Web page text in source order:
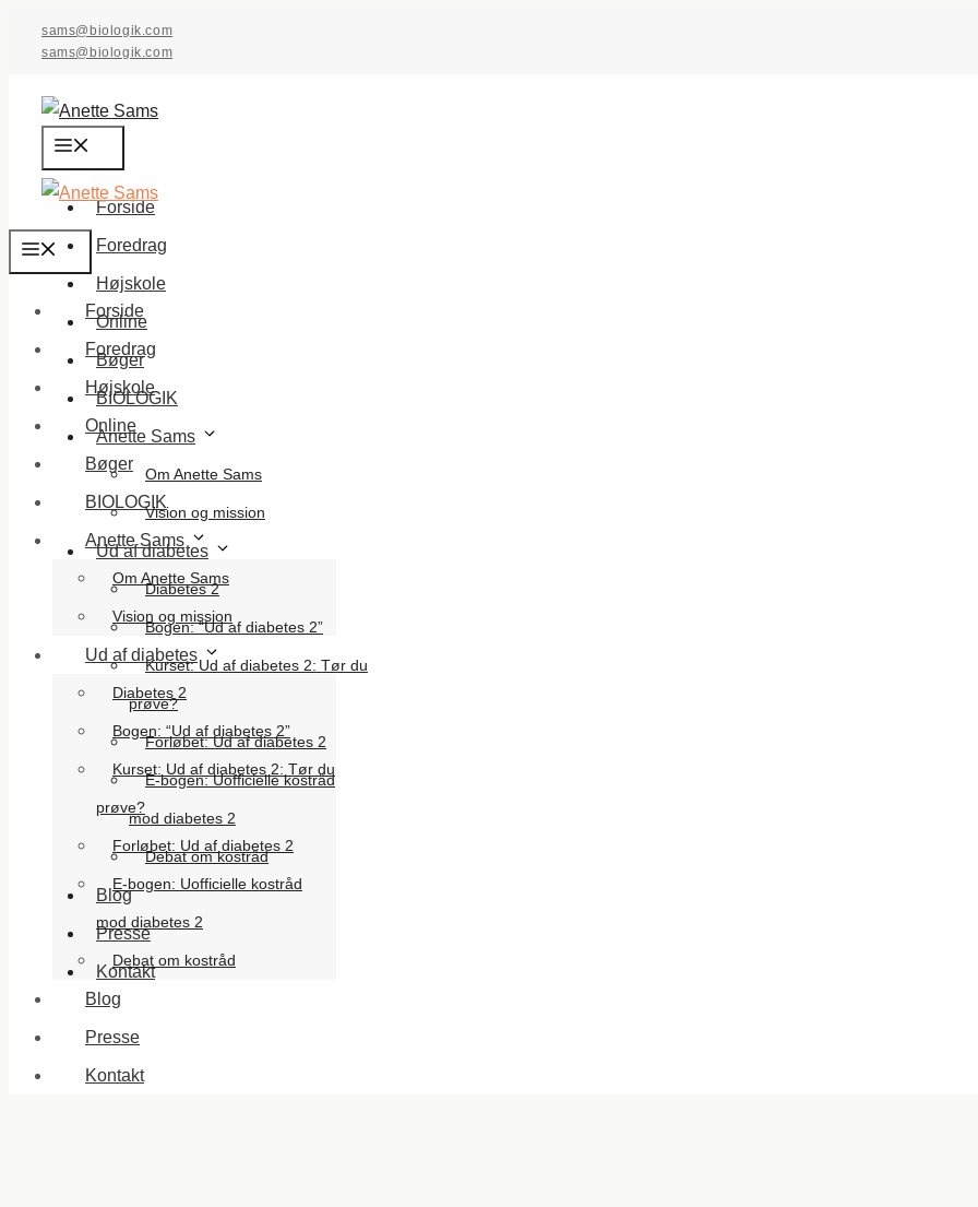
sams@biologik.com
sams@biologik.com
Forside
Foredrag
Højskole
Online
Bøger
BIOLOGIK
Anette Sams
Om Anette Sams
Vision og mission
Ud af diabetes
Diabetes 2
Bogen: “Ud af diabetes 2”
Kurset: Ud af diabetes 2: Tør du
prøve?
Forløbet: Ud af diabetes 2
E-bogen: Uofficielle kostråd
mod diabetes 2
Debat om kostråd
Blog
Presse
Kontakt
Menu
Forside
Foredrag
Højskole
Online
Bøger
BIOLOGIK
Anette Sams
Om Anette Sams
Vision og mission
Ud af diabetes
Diabetes 2
Bogen: “Ud af diabetes 2”
Kurset: Ud af diabetes 2: Tør du
prøve?
Forløbet: Ud af diabetes 2
E-bogen: Uofficielle kostråd
mod diabetes 2
Debat om kostråd
Blog
Presse
Kontakt